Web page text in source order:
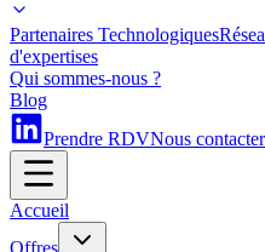
Partenaires Technologiques
d'expertises
Qui sommes-nous ?
Blog
Prendre RDVNous contacter
Accueil
Offres